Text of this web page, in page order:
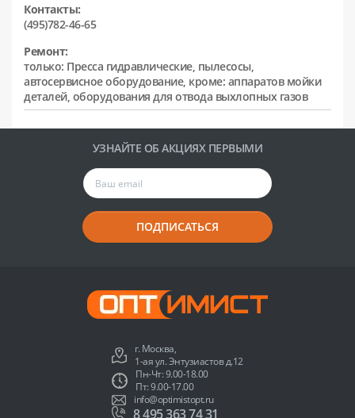
Контакты:
(495)782-46-65
Ремонт:
только: Пресса гидравлические, пылесосы,
автосервисное оборудование, кроме: аппаратов мойки
деталей, оборудования для отвода выхлопных газов
УЗНАЙТЕ ОБ АКЦИЯХ ПЕРВЫМИ
ПОДПИСАТЬСЯ
г. Москва,
1-ая ул. Энтузиастов д.12
Пн-Чт: 9.00-18.00
Пт: 9.00-17.00
info@optimistopt.ru
8 495 363 74 31